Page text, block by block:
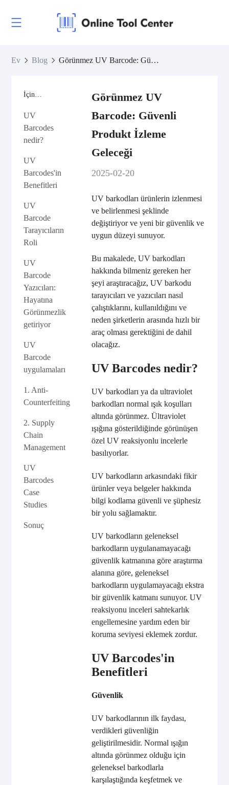
Ev Blog Görünmez UV Barcode: Güvenli Produkt İzleme Geleceği
İçindekiler
UV
Barcodes
nedir?
UV
Barcodes'in
Benefitleri
UV
Barcode
Tarayıcıların
Roli
UV
Barcode
Yazıcıları:
Hayatına
Görünmezlik
getiriyor
UV
Barcode
uygulamaları
1. Anti-
Counterfeiting
2. Supply
Chain
Management
UV
Barcodes
Case
Studies
Sonuç
Görünmez UV
Barcode: Güvenli
Produkt İzleme
Geleceği
2025-02-20
UV barkodları ürünlerin izlenmesi
ve belirlenmesi şeklinde
değiştiriyor ve yeni bir güvenlik ve
uygun düzeyi sunuyor.
Bu makalede, UV barkodları
hakkında bilmeniz gereken her
şeyi araştıracağız, UV barkodu
tarayıcıları ve yazıcıları nasıl
çalıştıklarını, kullanıldığını ve
neden şirketlerin arasında hızlı bir
araç olması gerektiğini de dahil
olacağız.
UV Barcodes nedir?
UV barkodları ya da ultraviolet
barkodları normal ışık koşulları
altında görünmez. Ültraviolet
ışığına gösterildiğinde görünüşen
özel UV reaksiyonlu incelerle
basılıyorlar.
UV barkodların arkasındaki fikir
ürünler veya belgeler hakkında
bilgi kodlama güvenli ve şüphesiz
bir yolu sağlamaktır.
UV barkodların geleneksel
barkodların uygulanamayacağı
güvenlik katmanına göre araştırma
alanına göre, geleneksel
barkodların uygulamayacağı ekstra
bir güvenlik katmanı sunuyor. UV
reaksiyonu inceleri sahtekarlık
engellemesine yardım eden bir
koruma seviyesi eklemek zordur.
UV Barcodes'in
Benefitleri
Güvenlik
UV barkodlarının ilk faydası,
verdikleri güvenliğin
geliştirilmesidir. Normal ışığın
altında görünmez olduğu için
geleneksel barkodlarla
karşılaştığında keşfetmek ve